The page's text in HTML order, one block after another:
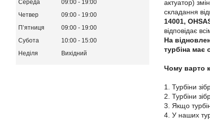
актуатор)
складання
14001,
відповідає
На
турбіна має
Чому варто
1. Турбіни
2. Турбіни
3. Якщо
4. У наших
Середа
09:00
19:00
Четвер
09:00
19:00
Пʼятниця
09:00
19:00
Субота
10:00
15:00
Неділя
Вихідний